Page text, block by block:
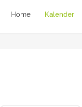
Home Kalender